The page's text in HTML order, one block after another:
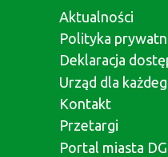
Aktualności
Polityka
Deklaracja
Urząd dla
Kontakt
Przetargi
Portal miasta DG